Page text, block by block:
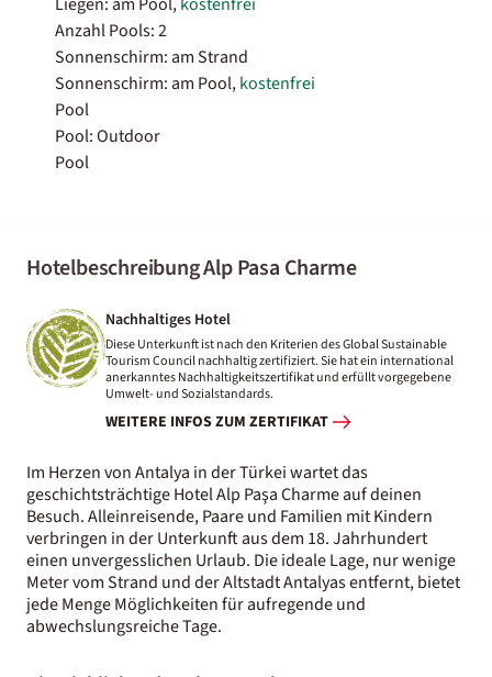
Anzahl Pools: 2
Sonnenschirm: am Strand
Sonnenschirm: am Pool,kostenfrei
Pool
Pool: Outdoor
Pool
Hotelbeschreibung Alp Pasa Charme
Nachhaltiges Hotel
Diese Unterkunft ist nach den Kriterien des Global Sustainable
Tourism Council nachhaltig zertifiziert. Sie hat ein international
anerkanntes Nachhaltigkeitszertifikat und erfüllt vorgegebene
Umwelt- und Sozialstandards.
WEITERE INFOS ZUM ZERTIFIKAT
Im Herzen von Antalya in der Türkei wartet das
geschichtsträchtige Hotel Alp Paşa Charme auf deinen
Besuch. Alleinreisende, Paare und Familien mit Kindern
verbringen in der Unterkunft aus dem 18. Jahrhundert
einen unvergesslichen Urlaub. Die ideale Lage, nur wenige
Meter vom Strand und der Altstadt Antalyas entfernt, bietet
jede Menge Möglichkeiten für aufregende und
abwechslungsreiche Tage.